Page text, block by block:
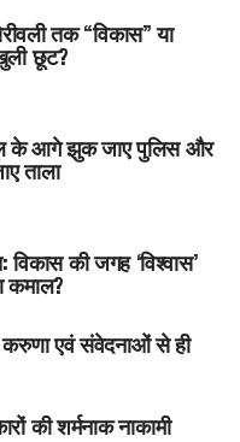
तक “विकास” या
छूट?
के आगे झुक जाए पुलिस और
ताला
की जगह ‘विश्वास’
कमाल?
करुणा एवं संवेदनाओं से ही
की शर्मनाक नाकामी